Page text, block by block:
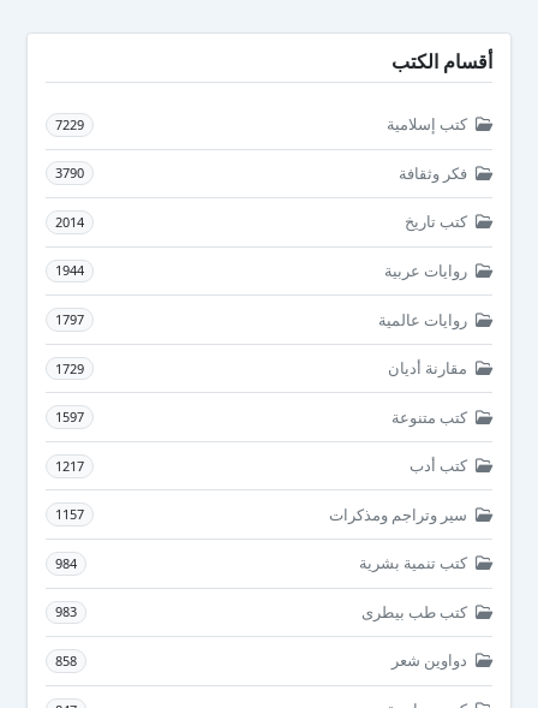
أقسام الكتب
كتب إسلامية 7229
فكر وثقافة 3790
كتب تاريخ 2014
روايات عربية 1944
روايات عالمية 1797
مقارنة أديان 1729
كتب متنوعة 1597
كتب أدب 1217
سير وتراجم ومذكرات 1157
كتب تنمية بشرية 984
كتب طب بيطرى 983
دواوين شعر 858